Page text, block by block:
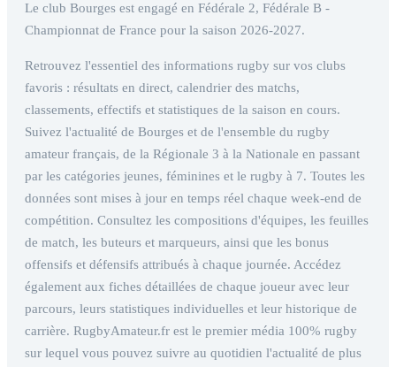
Le club Bourges est engagé en Fédérale 2, Fédérale B -
Championnat de France pour la saison 2026-2027.
Retrouvez l'essentiel des informations rugby sur vos clubs
favoris : résultats en direct, calendrier des matchs,
classements, effectifs et statistiques de la saison en cours.
Suivez l'actualité de Bourges et de l'ensemble du rugby
amateur français, de la Régionale 3 à la Nationale en passant
par les catégories jeunes, féminines et le rugby à 7. Toutes les
données sont mises à jour en temps réel chaque week-end de
compétition. Consultez les compositions d'équipes, les feuilles
de match, les buteurs et marqueurs, ainsi que les bonus
offensifs et défensifs attribués à chaque journée. Accédez
également aux fiches détaillées de chaque joueur avec leur
parcours, leurs statistiques individuelles et leur historique de
carrière. RugbyAmateur.fr est le premier média 100% rugby
sur lequel vous pouvez suivre au quotidien l'actualité de plus